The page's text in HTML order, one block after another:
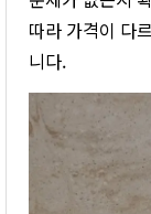
따라 가격이 다
니다.